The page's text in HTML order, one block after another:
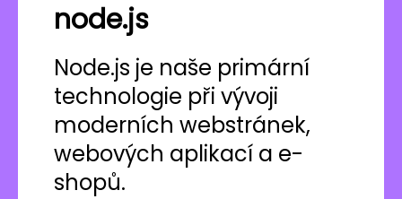
node.js
Node.js je naše primární
technologie při vývoji
moderních webstránek,
webových aplikací a e-
shopů.